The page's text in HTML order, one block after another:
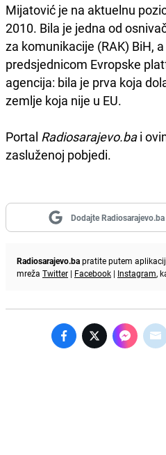
Mijatović je na aktuelnu
2010. Bila je jedna od
za komunikacije (RAK) BiH,
predsjednicom Evropske
agencija: bila je prva koja
zemlje koja nije u EU.
Portal Radiosarajevo.bai
zasluženoj pobjedi.
Dodajte
Radiosarajevo.bapratite putem
mreža Twitter | Facebook | Instagram,